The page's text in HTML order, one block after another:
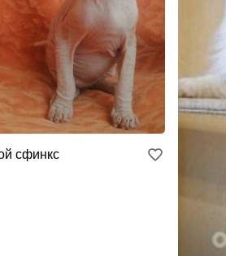
сфинкс